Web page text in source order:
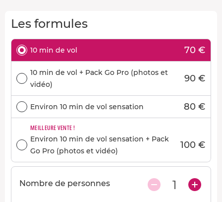
Les formules
10 min de vol 70 €
10 min de vol + Pack Go Pro (photos et
vidéo)
90 €
Environ 10 min de vol sensation 80 €
MEILLEURE VENTE !
Environ 10 min de vol sensation + Pack
Go Pro (photos et vidéo)
100 €
Nombre de personnes 1